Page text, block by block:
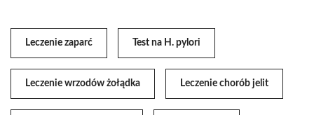
Leczenie zaparć Test na H. pylori
Leczenie wrzodów żołądka Leczenie chorób jelit